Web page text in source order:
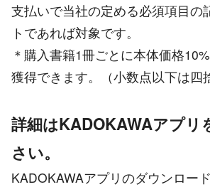
支払いで当社の定める必須項目の
トであれば対象です。
＊購入書籍1冊ごとに本体価格
獲得できます。（小数点以下は四
詳細はKADOKAWAアプリ
さい。
KADOKAWAアプリのダウンロー